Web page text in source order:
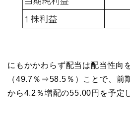
にもかかわらず配当は配当性向
（49.7％⇒58.5％）ことで、前
から4.2％増配の55.00円を予定